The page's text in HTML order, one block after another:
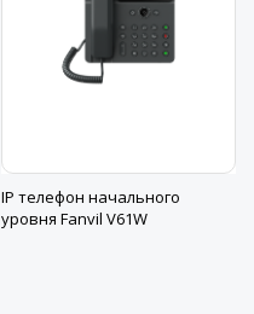
IP телефон начального
уровня Fanvil V61W